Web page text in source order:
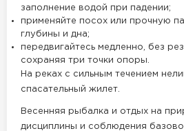
заполнение водой при падении;
применяйте посох или прочную
глубины и дна;
передвигайтесь медленно, без
сохраняя три точки опоры.
На реках с сильным течением
спасательный жилет.
Весенняя рыбалка и отдых на
дисциплины и соблюдения